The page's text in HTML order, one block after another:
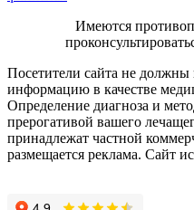
Имеются
Посетители сайта не должны
информацию в качестве
Определение диагноза и
прерогативой вашего
принадлежат частной
размещается реклама. Сайт